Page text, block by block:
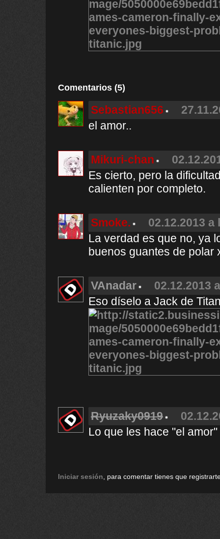
Comentarios (5)
Sebastian656
el amor..
Mikuri-chan
Es cierto, pero la
calienten por completo.
Smoke.
02.12.2013 a
La verdad es que no, ya
buenos guantes de polar
VAnadar
02.12.2013
Eso díselo a Jack de
Ryuzaky0919
Lo que les hace "el
Iniciar sesión , para comentar tienes que